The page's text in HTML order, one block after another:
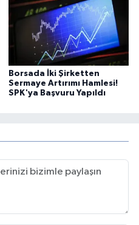
Borsada İki Şirketten
Sermaye Artırımı Hamlesi!
SPK'ya Başvuru Yapıldı